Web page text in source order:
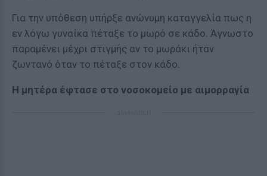
Για την υπόθεση υπήρξε ανώνυμη καταγγελία πως η
εν λόγω γυναίκα πέταξε το μωρό σε κάδο. Άγνωστο
παραμένει μέχρι στιγμής αν το μωράκι ήταν
ζωντανό όταν το πέταξε στον κάδο.
Η μητέρα έφτασε στο νοσοκομείο με αιμορραγία